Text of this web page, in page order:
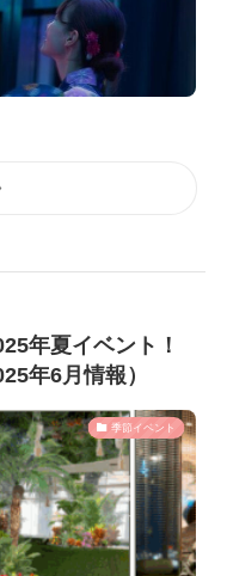
年夏イベント！
年6月情報）
季節イベント